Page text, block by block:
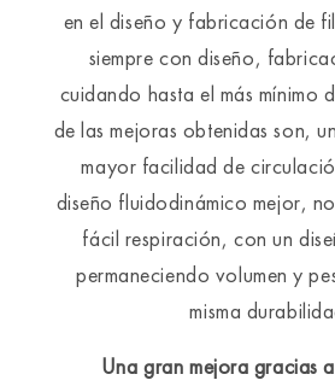
en el diseño y fabricación de
siempre con diseño,
cuidando hasta el más mínimo
de las mejoras obtenidas son,
mayor facilidad de
diseño fluidodinámico mejor,
fácil respiración, con un
permaneciendo volumen y
misma
Una gran mejora gracias